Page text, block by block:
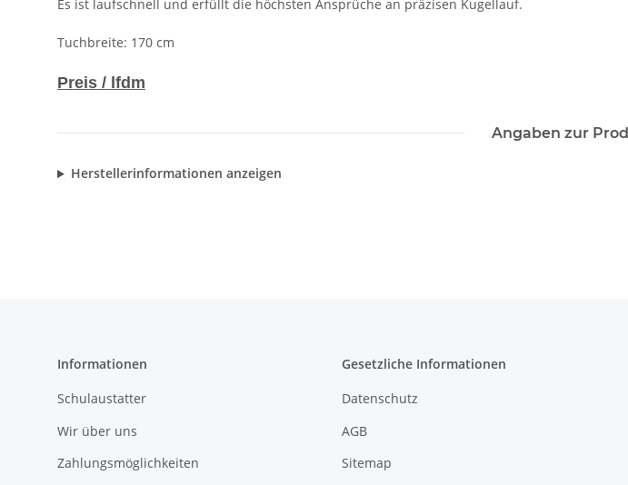
Es ist laufschnell und erfüllt die höchsten Ansprüche an präzisen Kugellauf.
Tuchbreite: 170 cm
Preis / lfdm
Angaben zur
Herstellerinformationen anzeigen
Informationen
Schulaustatter
Wir über uns
Zahlungsmöglichkeiten
Gesetzliche Informationen
Datenschutz
AGB
Sitemap